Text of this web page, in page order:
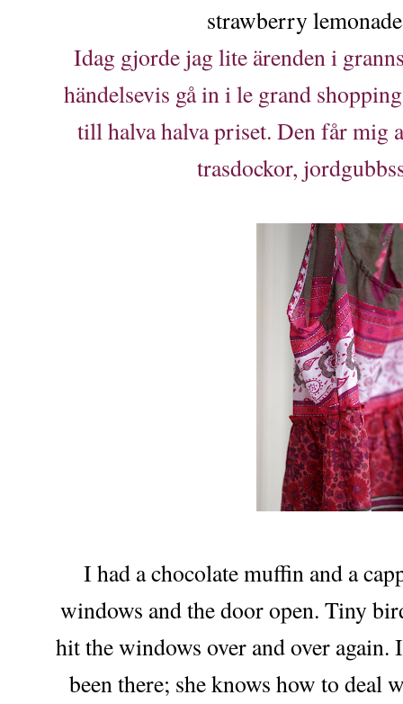
strawberry
Idag gjorde jag lite ärenden i
händelsevis gå in i le grand
till halva halva priset. Den får mig
trasdockor,
I had a chocolate muffin and a
windows and the door open. Tiny
hit the windows over and over
been there; she knows how to deal